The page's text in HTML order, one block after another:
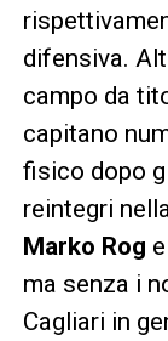
difensiva.
campo da
capitano
fisico dopo
reintegri
Marko Rog e
ma senza i
Cagliari in